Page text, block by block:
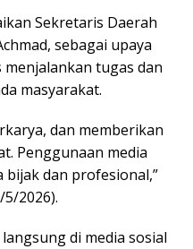
Sekretaris Daerah
sebagai upaya
tugas dan
masyarakat.
dan memberikan
Penggunaan media
bijak dan profesional,”
2026).
di media sosial